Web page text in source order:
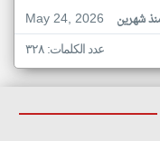
May 24, 2026
شهرين
عدد الكلمات: ٣٢٨